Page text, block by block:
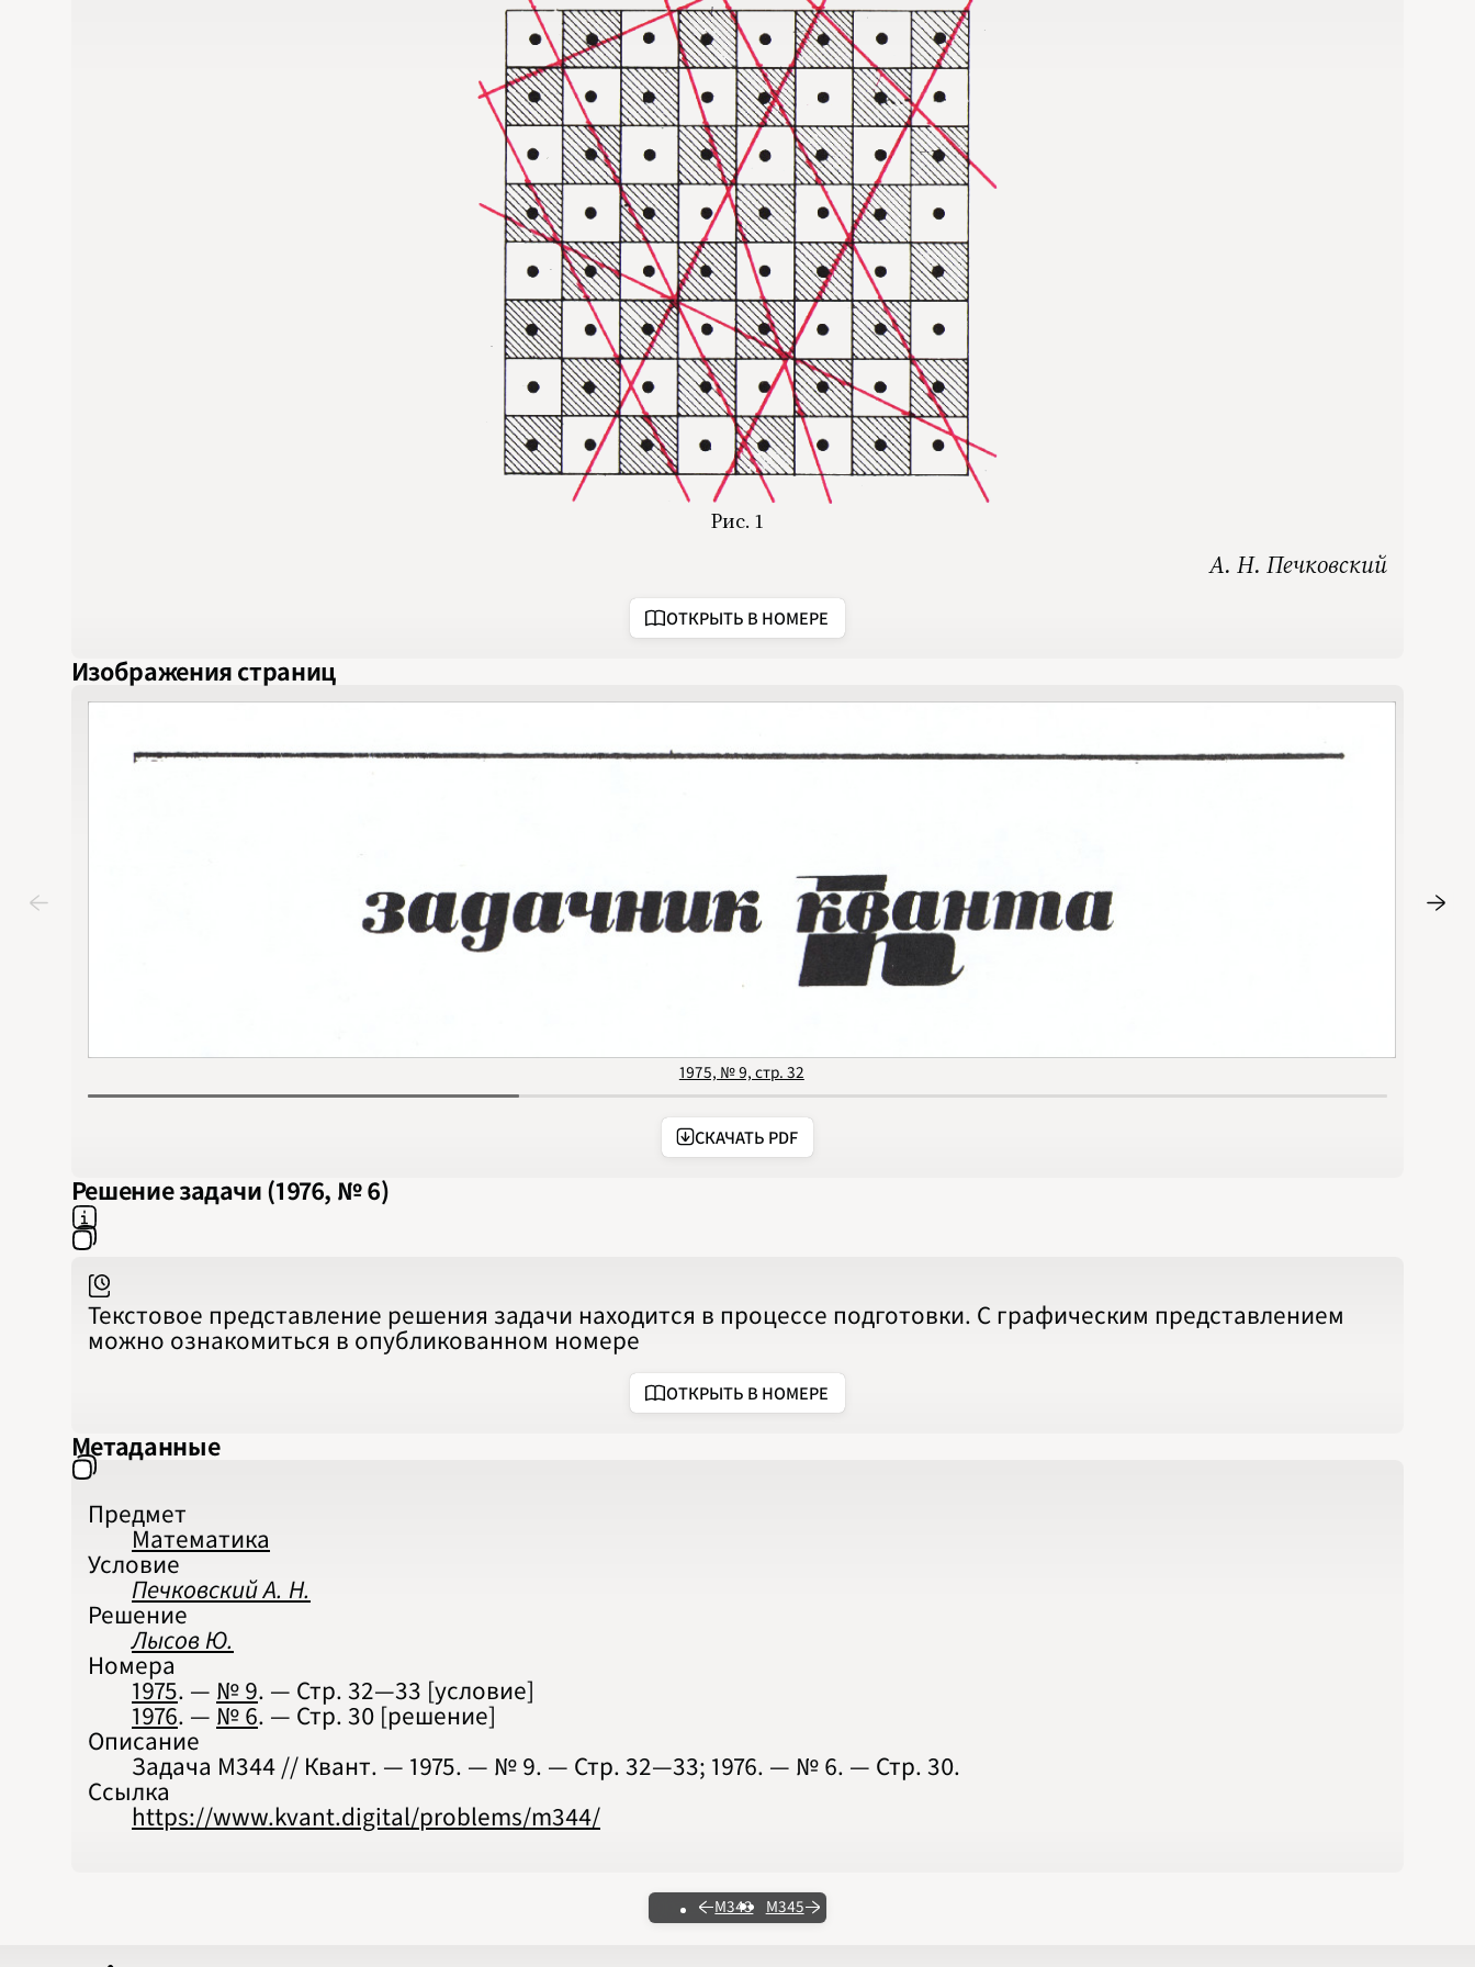
1994
1995
1996
1997
1998
1999
2000
2001
2002
2003
2004
2005
2006
2007
2008
2009
2010
2011
2012
2013
2014
2015
2016
2017
2018
2019
2020
2021
2022
2026
ПОДРОБНО
Рис. 1
А. Н. Печковский
ОТКРЫТЬ В НОМЕРЕ
Изображения страниц
1975, № 9, стр. 32
СКАЧАТЬ PDF
Решение задачи (1976, № 6)
Текстовое представление решения задачи находится в процессе подготовки. С графическим представлением
можно ознакомиться в опубликованном номере
ОТКРЫТЬ В НОМЕРЕ
Метаданные
Предмет
Математика
Условие
Печковский А. Н.
Решение
Лысов Ю.
Номера
1975. — № 9. — Стр.32—33 [условие]
1976. — № 6. — Стр.30 [решение]
Описание
Задача М344 // Квант. — 1975. — № 9. — Стр. 32‍—‍33; 1976. — № 6. — Стр. 30.
Ссылка
https://www.kvant.digital/problems/m344/
М343 М345